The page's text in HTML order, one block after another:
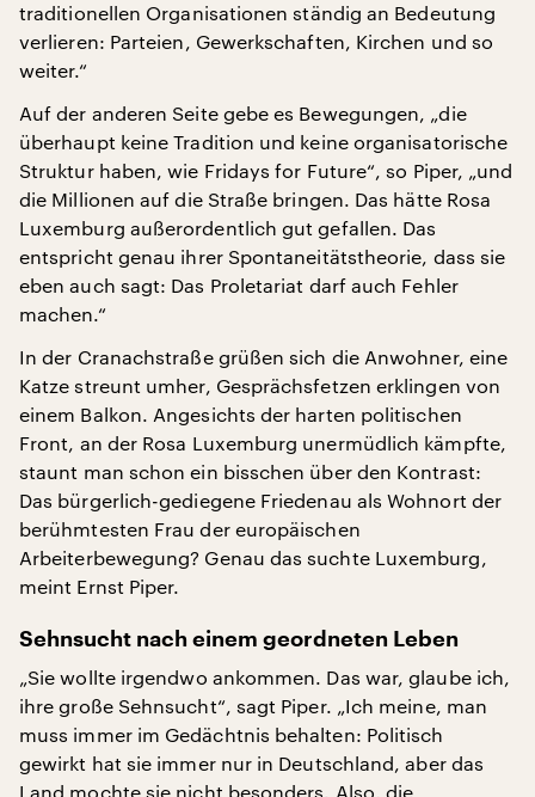
traditionellen Organisationen ständig an Bedeutung
verlieren: Parteien, Gewerkschaften, Kirchen und so
weiter.“
Auf der anderen Seite gebe es Bewegungen, „die
überhaupt keine Tradition und keine organisatorische
Struktur haben, wie Fridays for Future“, so Piper, „und
die Millionen auf die Straße bringen. Das hätte Rosa
Luxemburg außerordentlich gut gefallen. Das
entspricht genau ihrer Spontaneitätstheorie, dass sie
eben auch sagt: Das Proletariat darf auch Fehler
machen.“
In der Cranachstraße grüßen sich die Anwohner, eine
Katze streunt umher, Gesprächsfetzen erklingen von
einem Balkon. Angesichts der harten politischen
Front, an der Rosa Luxemburg unermüdlich kämpfte,
staunt man schon ein bisschen über den Kontrast:
Das bürgerlich-gediegene Friedenau als Wohnort der
berühmtesten Frau der europäischen
Arbeiterbewegung? Genau das suchte Luxemburg,
meint Ernst Piper.
Sehnsucht nach einem geordneten Leben
„Sie wollte irgendwo ankommen. Das war, glaube ich,
ihre große Sehnsucht“, sagt Piper. „Ich meine, man
muss immer im Gedächtnis behalten: Politisch
gewirkt hat sie immer nur in Deutschland, aber das
Land mochte sie nicht besonders. Also, die